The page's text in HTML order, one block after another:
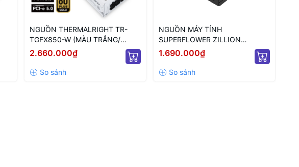
NGUỒN THERMALRIGHT TR-
TGFX850-W (MÀU TRẮNG/
CHUẨN SFX/ FULL MODULAR/
2.660.000₫
NGUỒN MÁY TÍNH
SUPERFLOWER ZILLION
80PLUS BRONZE 750W ATX 3.1
(SF-750Z12DB(DA)
1.690.000₫